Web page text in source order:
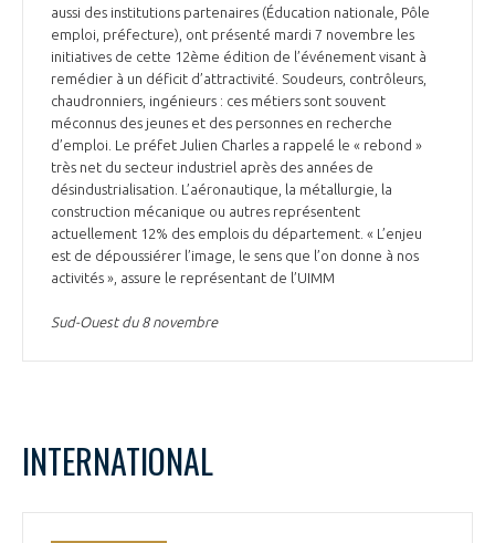
aussi des institutions partenaires (Éducation nationale, Pôle
emploi, préfecture), ont présenté mardi 7 novembre les
initiatives de cette 12ème édition de l’événement visant à
remédier à un déficit d’attractivité. Soudeurs, contrôleurs,
chaudronniers, ingénieurs : ces métiers sont souvent
méconnus des jeunes et des personnes en recherche
d’emploi. Le préfet Julien Charles a rappelé le « rebond »
très net du secteur industriel après des années de
désindustrialisation. L’aéronautique, la métallurgie, la
construction mécanique ou autres représentent
actuellement 12% des emplois du département. « L’enjeu
est de dépoussiérer l’image, le sens que l’on donne à nos
activités », assure le représentant de l’UIMM
Sud-Ouest du 8 novembre
INTERNATIONAL